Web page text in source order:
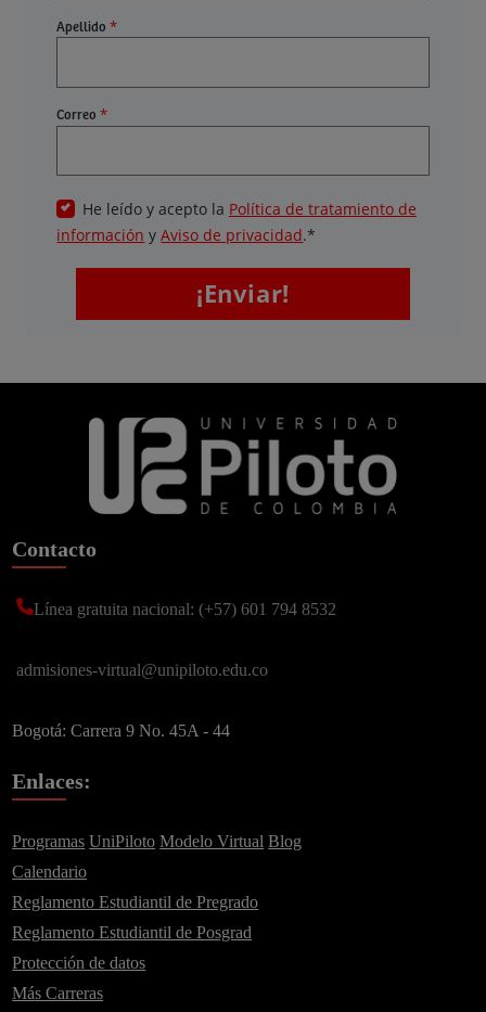
Newsletter
Recibe lo más reciente en tu correo
Nombre
Contacto
Línea gratuita nacional: (+57) 601 794 8532
admisiones-virtual@unipiloto.edu.co
Bogotá: Carrera 9 No. 45A - 44
Enlaces:
Programas UniPiloto Modelo Virtual Blog
Calendario
Reglamento Estudiantil de Pregrado
Reglamento Estudiantil de Posgrad
Protección de datos
Más Carreras